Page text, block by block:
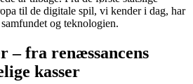
til de digitale spil, vi kender i dag, har
og teknologien.
– fra renæssancens
kasser